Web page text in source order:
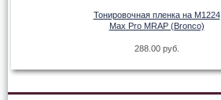
Тонировочная пленка на М1224
Max Pro MRAP (Bronco)
288.00 руб.